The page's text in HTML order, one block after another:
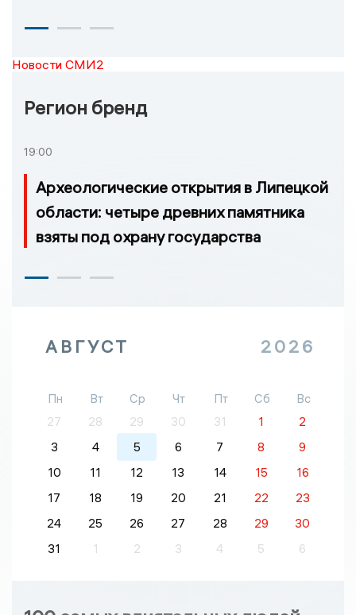
Новости СМИ2
Регион бренд
19:00
Археологические открытия в Липецкой
области: четыре древних памятника
взяты под охрану государства
АВГУСТ 2026
Пн Вт Ср Чт Пт Сб
Вс
27
28 29 30 31 1
2
3
4 5 6 7 8
9
10
11 12 13 14 15
16
17
18 19 20 21 22
23
24
25 26 27 28 29
30
31
1 2 3 4 5 6